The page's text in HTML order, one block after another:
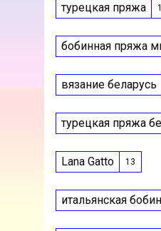
турецкая пряжа
бобинная пряжа
вязание беларусь
турецкая пряжа
Lana Gatto 13
итальянская